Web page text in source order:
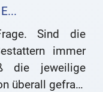
Sind die
immer
die jeweilige
überall gefragt